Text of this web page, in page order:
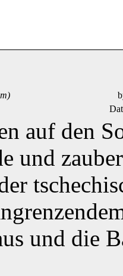
auf den
und
und die